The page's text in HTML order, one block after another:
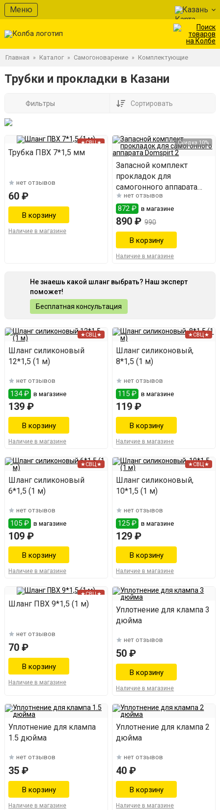
Меню Казань
Главная » Каталог » Самогоноварение » Комплектующие
Трубки и прокладки в Казани
Фильтры Сортировать
★СВЦ★
Трубка ПВХ 7*1,5 мм
нет отзывов
60 ₽
Наличие в магазине
Скидка 10%
Запасной комплект
прокладок для
самогонного аппарата
Domspirt 2
нет отзывов
872 ₽ в магазине
890 ₽ 990
Наличие в магазине
Не знаешь какой шланг выбрать? Наш эксперт
поможет!
Бесплатная консультация
★СВЦ★
Шланг силиконовый
12*1,5 (1 м)
нет отзывов
134 ₽ в магазине
139 ₽
Наличие в магазине
★СВЦ★
Шланг силиконовый,
8*1,5 (1 м)
нет отзывов
115 ₽ в магазине
119 ₽
Наличие в магазине
★СВЦ★
Шланг силиконовый
6*1,5 (1 м)
нет отзывов
105 ₽ в магазине
109 ₽
Наличие в магазине
★СВЦ★
Шланг силиконовый,
10*1,5 (1 м)
нет отзывов
125 ₽ в магазине
129 ₽
Наличие в магазине
★СВЦ★
Шланг ПВХ 9*1,5 (1 м)
нет отзывов
70 ₽
Наличие в магазине
Уплотнение для клампа 3
дюйма
нет отзывов
50 ₽
Наличие в магазине
Уплотнение для клампа
1.5 дюйма
нет отзывов
35 ₽
Наличие в магазине
Уплотнение для клампа 2
дюйма
нет отзывов
40 ₽
Наличие в магазине